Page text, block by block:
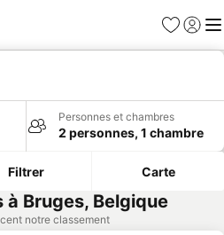
Favoris
Se
Personnes et chambres
2 personnes, 1 chambre
Filtrer Carte
Bruges, Belgique
notre classement